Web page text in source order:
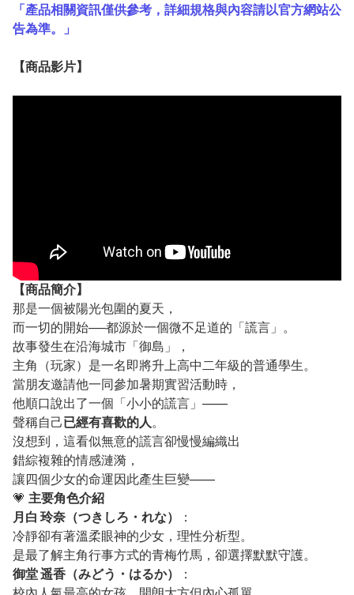
「產品相關資訊僅供參考，詳細規格與內容請以官方網站公
告為準。」
【商品影片】
【商品簡介】
那是一個被陽光包圍的夏天，
而一切的開始──都源於一個微不足道的「謊言」。
故事發生在沿海城市「御島」，
主角（玩家）是一名即將升上高中二年級的普通學生。
當朋友邀請他一同參加暑期實習活動時，
他順口說出了一個「小小的謊言」——
聲稱自己已經有喜歡的人。
沒想到，這看似無意的謊言卻慢慢編織出
錯綜複雜的情感漣漪，
讓四個少女的命運因此產生巨變——
💗 主要角色介紹
月白 玲奈（つきしろ・れな）
：
冷靜卻有著溫柔眼神的少女，理性分析型。
是最了解主角行事方式的青梅竹馬，卻選擇默默守護。
御堂 遥香（みどう・はるか）
：